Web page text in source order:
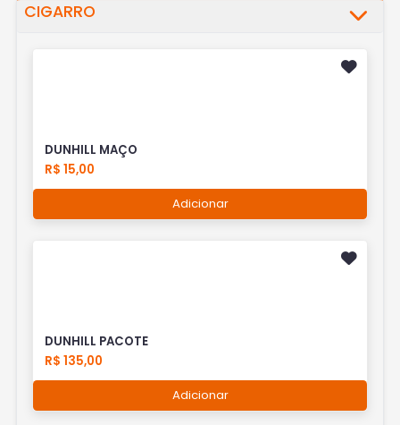
CIGARRO
DUNHILL MAÇO
R$ 15,00
Adicionar
DUNHILL PACOTE
R$ 135,00
Adicionar